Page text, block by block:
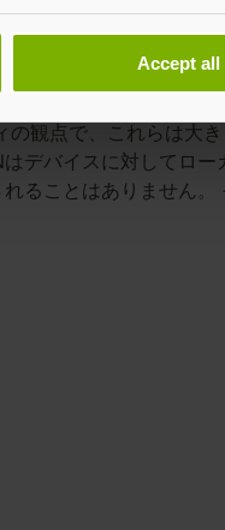
Accept all
観点で、これらは大
デバイスに対してロ
ることはありません